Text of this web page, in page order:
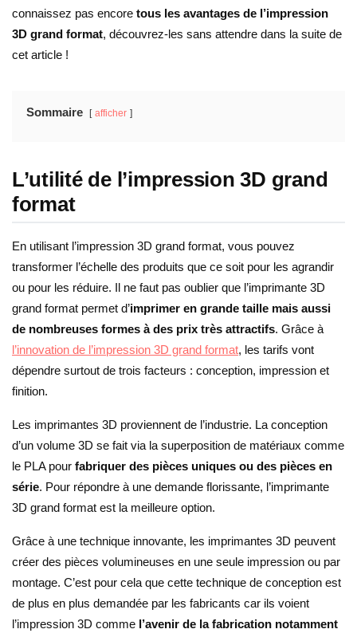
connaissez pas encore tous les avantages de l’impression
3D grand format, découvrez-les sans attendre dans la suite de
cet article !
Sommaire afficher
L’utilité de l’impression 3D grand
format
En utilisant l’impression 3D grand format, vous pouvez
transformer l’échelle des produits que ce soit pour les agrandir
ou pour les réduire. Il ne faut pas oublier que l’imprimante 3D
grand format permet d’imprimer en grande taille mais aussi
de nombreuses formes à des prix très attractifs. Grâce à
l’innovation de l’impression 3D grand format, les tarifs vont
dépendre surtout de trois facteurs : conception, impression et
finition.
Les imprimantes 3D proviennent de l’industrie. La conception
d’un volume 3D se fait via la superposition de matériaux comme
le PLA pour fabriquer des pièces uniques ou des pièces en
série. Pour répondre à une demande florissante, l’imprimante
3D grand format est la meilleure option.
Grâce à une technique innovante, les imprimantes 3D peuvent
créer des pièces volumineuses en une seule impression ou par
montage. C’est pour cela que cette technique de conception est
de plus en plus demandée par les fabricants car ils voient
l’impression 3D comme l’avenir de la fabrication notamment